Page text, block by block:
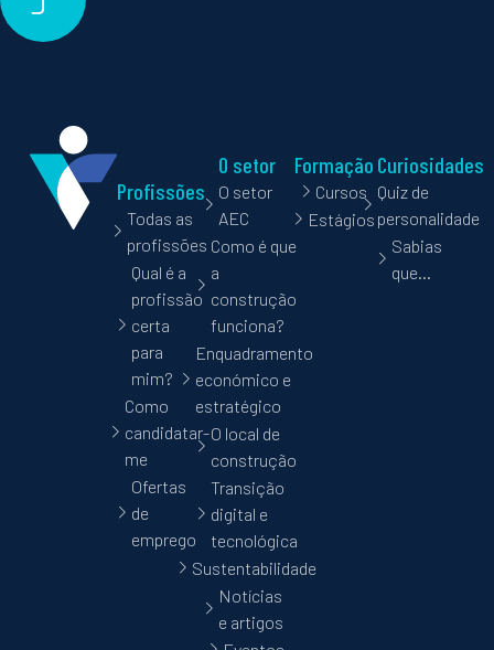
Profissões
Todas as
profissões
Qual é a
profissão
certa
para
mim?
Como
candidatar-
me
Ofertas
de
emprego
O setor
O setor
AEC
Como é que
a
construção
funciona?
Enquadramento
económico e
estratégico
O local de
construção
Transição
digital e
tecnológica
Sustentabilidade
Notícias
e artigos
Formação
Cursos
Estágios
Curiosidades
Quiz de
personalidade
Sabias
que…